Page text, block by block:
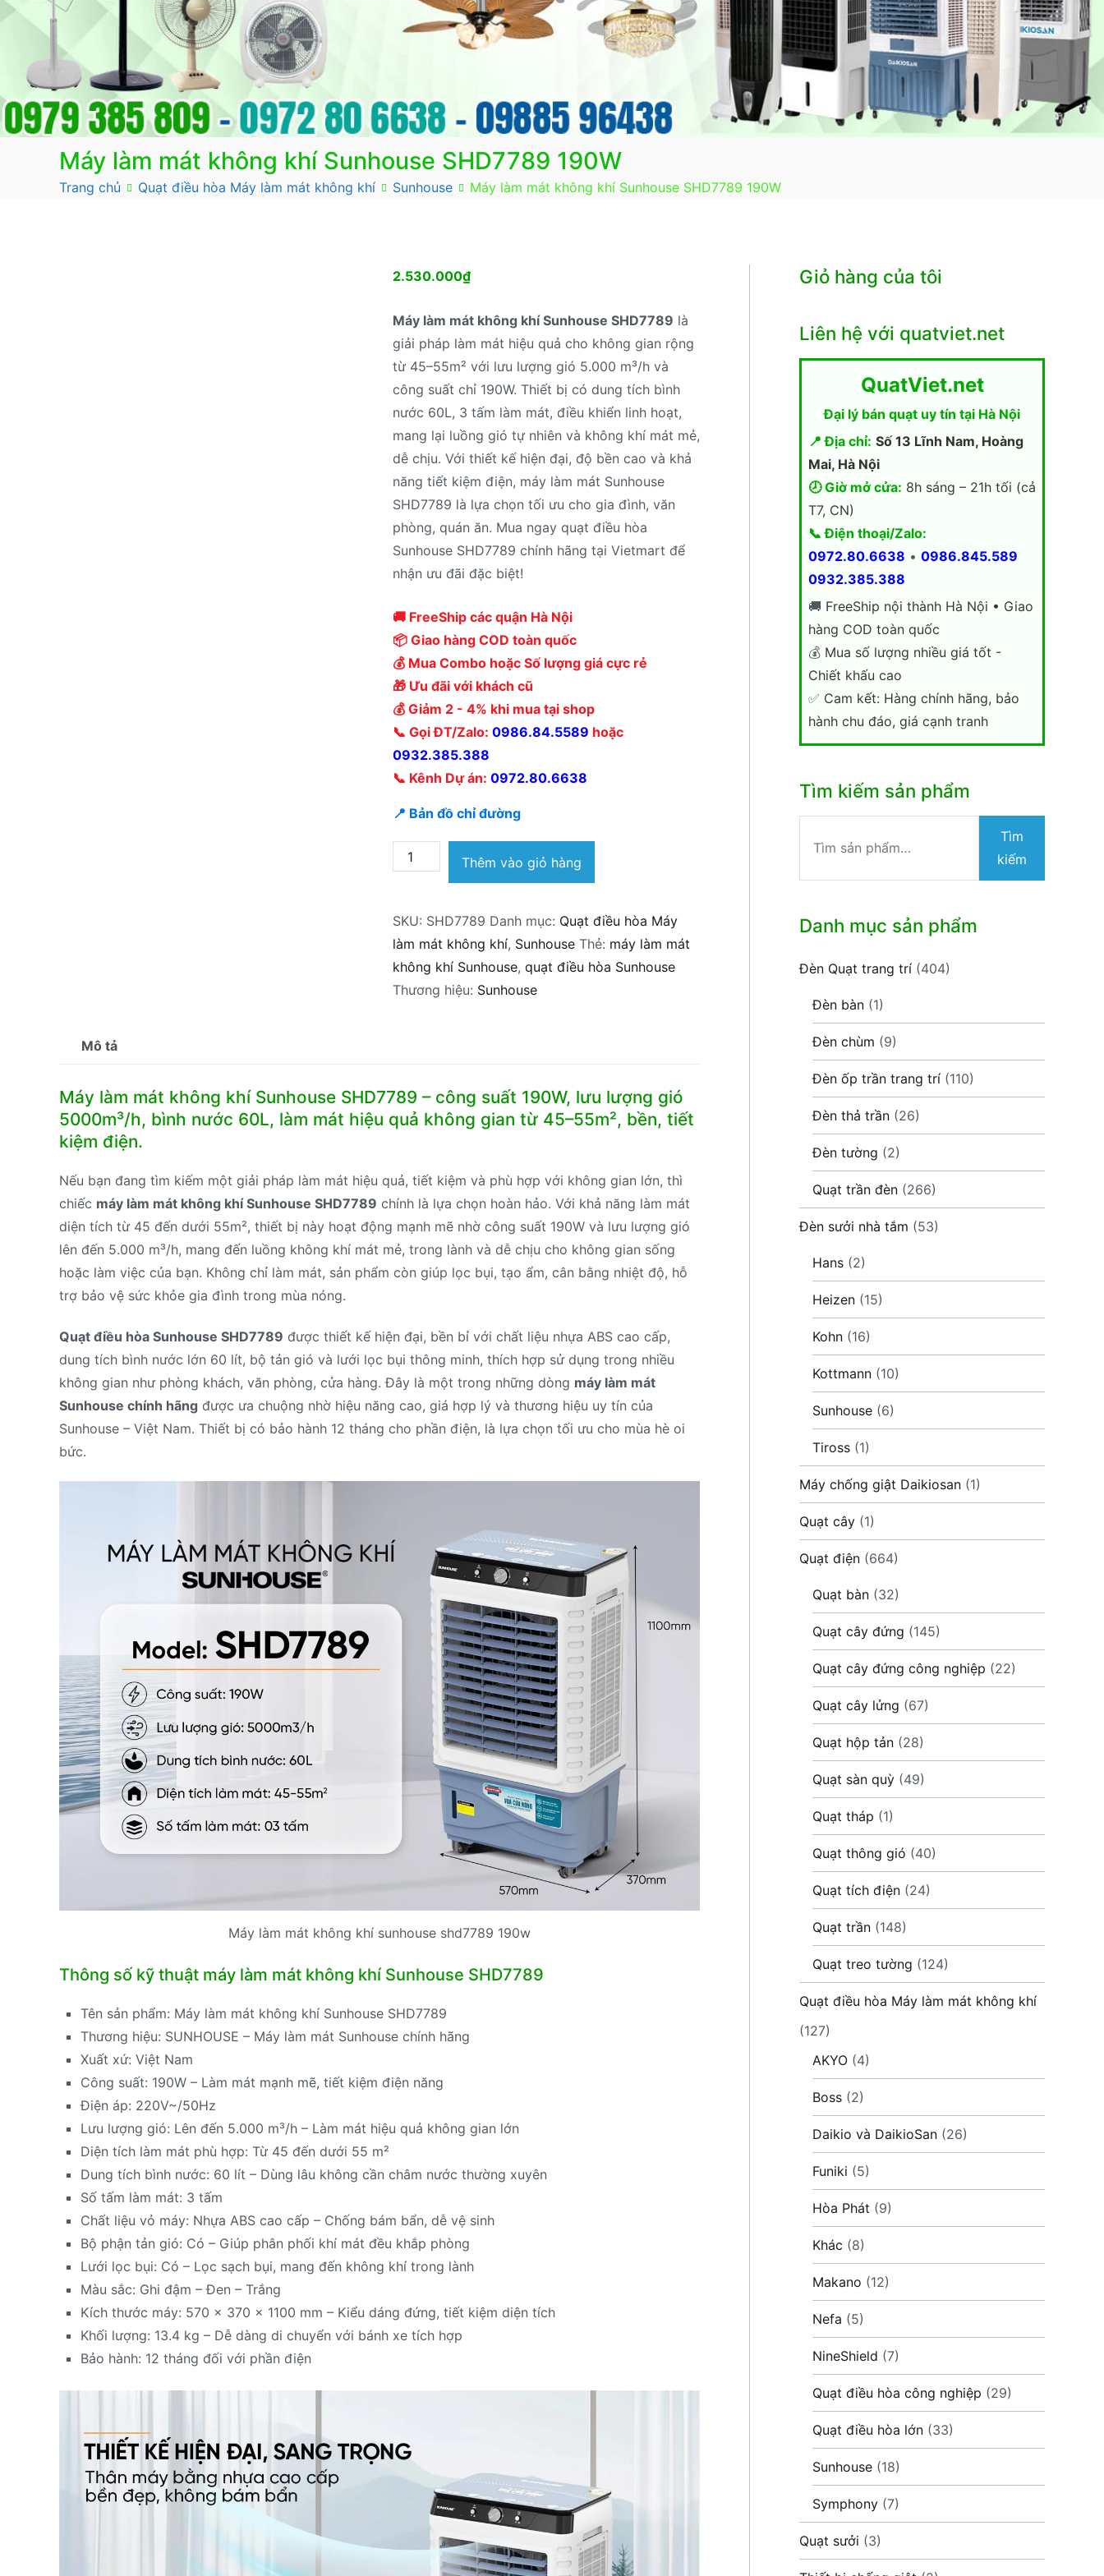
Máy làm mát không khí Sunhouse SHD7789 190W
Trang chủ Quạt điều hòa Máy làm mát không khí Sunhouse Máy làm mát không khí Sunhouse SHD7789 190W
2.530.000₫
Máy làm mát không khí Sunhouse SHD7789 là
giải pháp làm mát hiệu quả cho không gian rộng
từ 45–55m² với lưu lượng gió 5.000 m³/h và
công suất chỉ 190W. Thiết bị có dung tích bình
nước 60L, 3 tấm làm mát, điều khiển linh hoạt,
mang lại luồng gió tự nhiên và không khí mát mẻ,
dễ chịu. Với thiết kế hiện đại, độ bền cao và khả
năng tiết kiệm điện, máy làm mát Sunhouse
SHD7789 là lựa chọn tối ưu cho gia đình, văn
phòng, quán ăn. Mua ngay quạt điều hòa
Sunhouse SHD7789 chính hãng tại Vietmart để
nhận ưu đãi đặc biệt!
🚚 FreeShip các quận Hà Nội
📦 Giao hàng COD toàn quốc
💰 Mua Combo hoặc Số lượng giá cực rẻ
🎁 Ưu đãi với khách cũ
💰 Giảm 2 - 4% khi mua tại shop
📞 Gọi ĐT/Zalo: 0986.84.5589 hoặc
0932.385.388
📞 Kênh Dự án: 0972.80.6638
📍 Bản đồ chỉ đường
Máy
làm
không
khí
Sunhouse
SHD7789
Thêm vào giỏ hàng
SKU: SHD7789 Danh mục: Quạt điều hòa Máy
làm mát không khí, Sunhouse Thẻ: máy làm mát
không khí Sunhouse, quạt điều hòa Sunhouse
Thương hiệu: Sunhouse
Mô tả
Máy làm mát không khí Sunhouse SHD7789 – công suất 190W, lưu lượng gió
5000m³/h, bình nước 60L, làm mát hiệu quả không gian từ 45–55m², bền, tiết
kiệm điện.
Nếu bạn đang tìm kiếm một giải pháp làm mát hiệu quả, tiết kiệm và phù hợp với không gian lớn, thì
chiếc máy làm mát không khí Sunhouse SHD7789 chính là lựa chọn hoàn hảo. Với khả năng làm mát
diện tích từ 45 đến dưới 55m², thiết bị này hoạt động mạnh mẽ nhờ công suất 190W và lưu lượng gió
lên đến 5.000 m³/h, mang đến luồng không khí mát mẻ, trong lành và dễ chịu cho không gian sống
hoặc làm việc của bạn. Không chỉ làm mát, sản phẩm còn giúp lọc bụi, tạo ẩm, cân bằng nhiệt độ, hỗ
trợ bảo vệ sức khỏe gia đình trong mùa nóng.
Quạt điều hòa Sunhouse SHD7789 được thiết kế hiện đại, bền bỉ với chất liệu nhựa ABS cao cấp,
dung tích bình nước lớn 60 lít, bộ tản gió và lưới lọc bụi thông minh, thích hợp sử dụng trong nhiều
không gian như phòng khách, văn phòng, cửa hàng. Đây là một trong những dòng máy làm mát
Sunhouse chính hãng được ưa chuộng nhờ hiệu năng cao, giá hợp lý và thương hiệu uy tín của
Sunhouse – Việt Nam. Thiết bị có bảo hành 12 tháng cho phần điện, là lựa chọn tối ưu cho mùa hè oi
bức.
Máy làm mát không khí sunhouse shd7789 190w
Thông số kỹ thuật máy làm mát không khí Sunhouse SHD7789
Tên sản phẩm: Máy làm mát không khí Sunhouse SHD7789
Thương hiệu: SUNHOUSE – Máy làm mát Sunhouse chính hãng
Xuất xứ: Việt Nam
Công suất: 190W – Làm mát mạnh mẽ, tiết kiệm điện năng
Điện áp: 220V~/50Hz
Lưu lượng gió: Lên đến 5.000 m³/h – Làm mát hiệu quả không gian lớn
Diện tích làm mát phù hợp: Từ 45 đến dưới 55 m²
Dung tích bình nước: 60 lít – Dùng lâu không cần châm nước thường xuyên
Số tấm làm mát: 3 tấm
Chất liệu vỏ máy: Nhựa ABS cao cấp – Chống bám bẩn, dễ vệ sinh
Bộ phận tản gió: Có – Giúp phân phối khí mát đều khắp phòng
Lưới lọc bụi: Có – Lọc sạch bụi, mang đến không khí trong lành
Màu sắc: Ghi đậm – Đen – Trắng
Kích thước máy: 570 x 370 x 1100 mm – Kiểu dáng đứng, tiết kiệm diện tích
Khối lượng: 13.4 kg – Dễ dàng di chuyển với bánh xe tích hợp
Bảo hành: 12 tháng đối với phần điện
Giỏ hàng của tôi
Liên hệ với quatviet.net
QuatViet.net
Đại lý bán quạt uy tín tại Hà Nội
📍 Địa chỉ: Số 13 Lĩnh Nam, Hoàng
Mai, Hà Nội
🕗 Giờ mở cửa: 8h sáng – 21h tối (cả
T7, CN)
📞 Điện thoại/Zalo:
0972.80.6638 • 0986.845.589
0932.385.388
🚚 FreeShip nội thành Hà Nội • Giao
hàng COD toàn quốc
💰 Mua số lượng nhiều giá tốt -
Chiết khấu cao
✅ Cam kết: Hàng chính hãng, bảo
hành chu đáo, giá cạnh tranh
Tìm kiếm sản phẩm
kiếm:
Tìm
kiếm
Danh mục sản phẩm
Đèn Quạt trang trí (404)
Đèn bàn (1)
Đèn chùm (9)
Đèn ốp trần trang trí (110)
Đèn thả trần (26)
Đèn tường (2)
Quạt trần đèn (266)
Đèn sưởi nhà tắm (53)
Hans (2)
Heizen (15)
Kohn (16)
Kottmann (10)
Sunhouse (6)
Tiross (1)
Máy chống giật Daikiosan (1)
Quạt cây (1)
Quạt điện (664)
Quạt bàn (32)
Quạt cây đứng (145)
Quạt cây đứng công nghiệp (22)
Quạt cây lửng (67)
Quạt hộp tản (28)
Quạt sàn quỳ (49)
Quạt tháp (1)
Quạt thông gió (40)
Quạt tích điện (24)
Quạt trần (148)
Quạt treo tường (124)
Quạt điều hòa Máy làm mát không khí
(127)
AKYO (4)
Boss (2)
Daikio và DaikioSan (26)
Funiki (5)
Hòa Phát (9)
Khác (8)
Makano (12)
Nefa (5)
NineShield (7)
Quạt điều hòa công nghiệp (29)
Quạt điều hòa lớn (33)
Sunhouse (18)
Symphony (7)
Quạt sưởi (3)